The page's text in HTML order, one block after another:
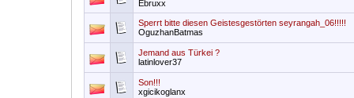
Ebruxx
Sperrt bitte diesen Geistesgestörten seyrangah_06!!!!!
OguzhanBatmas
Jemand aus Türkei ?
latinlover37
Son!!!
xgicikoglanx